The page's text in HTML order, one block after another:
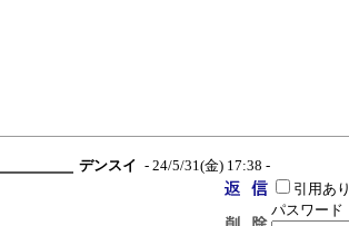
デンスイ - 24/5/31(金) 17:38 -
引用あり
パスワード